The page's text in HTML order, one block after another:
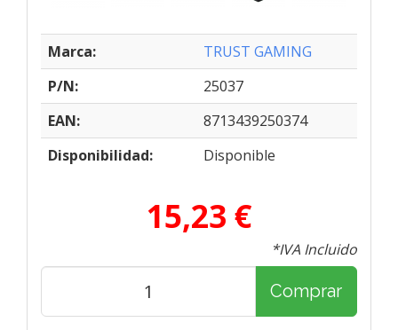
Marca:
TRUST GAMING
P/N:
25037
EAN:
8713439250374
Disponibilidad:
Disponible
15,23 €
*IVA Incluido
Comprar